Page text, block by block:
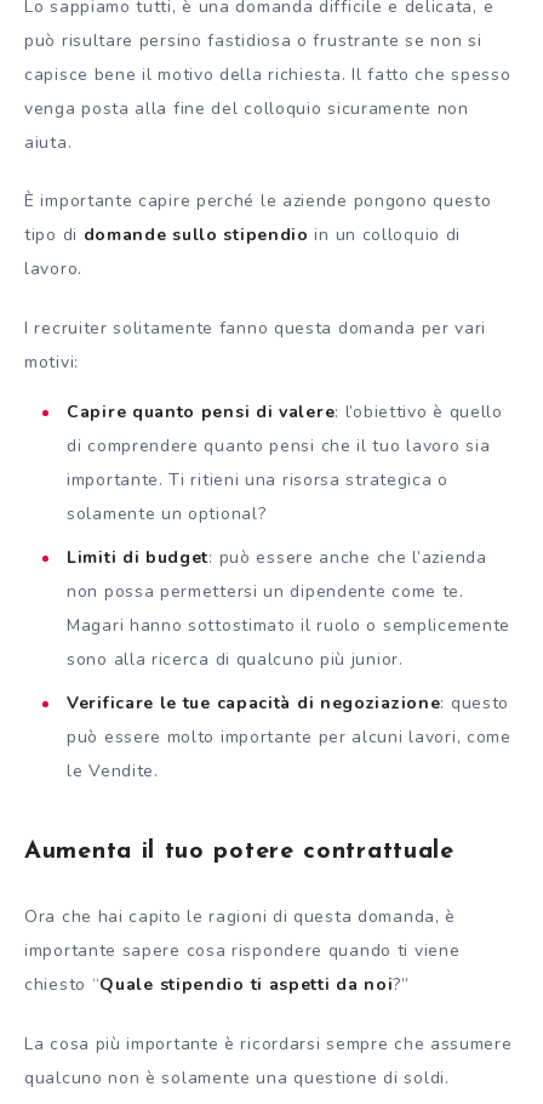
Lo sappiamo tutti, è una domanda difficile e delicata, e
può risultare persino fastidiosa o frustrante se non si
capisce bene il motivo della richiesta. Il fatto che spesso
venga posta alla fine del colloquio sicuramente non
aiuta.
È importante capire perché le aziende pongono questo
tipo di domande sullo stipendio in un colloquio di
lavoro.
I recruiter solitamente fanno questa domanda per vari
motivi:
Capire quanto pensi di valere: l’obiettivo è quello
di comprendere quanto pensi che il tuo lavoro sia
importante. Ti ritieni una risorsa strategica o
solamente un optional?
Limiti di budget: può essere anche che l’azienda
non possa permettersi un dipendente come te.
Magari hanno sottostimato il ruolo o semplicemente
sono alla ricerca di qualcuno più junior.
Verificare le tue capacità di negoziazione: questo
può essere molto importante per alcuni lavori, come
le Vendite.
Aumenta il tuo potere contrattuale
Ora che hai capito le ragioni di questa domanda, è
importante sapere cosa rispondere quando ti viene
chiesto “Quale stipendio ti aspetti da noi?”
La cosa più importante è ricordarsi sempre che assumere
qualcuno non è solamente una questione di soldi.